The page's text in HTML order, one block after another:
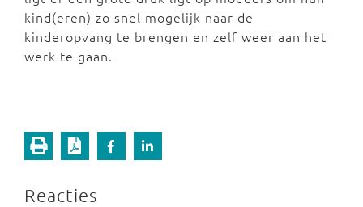
kind(eren) zo snel mogelijk naar de
kinderopvang te brengen en zelf weer aan het
werk te gaan.
Reacties